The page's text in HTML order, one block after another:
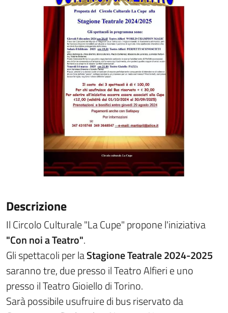
Descrizione
Il Circolo Culturale "La Cupe" propone l'iniziativa
"Con noi a Teatro".
Gli spettacoli per laStagione Teatrale 2024-2025
saranno tre, due presso il Teatro Alfieri e uno
presso il Teatro Gioiello di Torino.
Sarà possibile usufruire di bus riservato da